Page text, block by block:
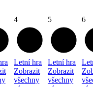
4
Letní hra
Zobrazit
všechny
5
Letní hra
Zobrazit
všechny
6